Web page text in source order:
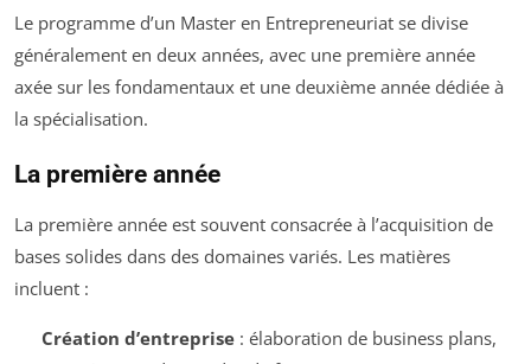
Le programme d’un Master en Entrepreneuriat se divise
généralement en deux années, avec une première année
axée sur les fondamentaux et une deuxième année dédiée à
la spécialisation.
La première année
La première année est souvent consacrée à l’acquisition de
bases solides dans des domaines variés. Les matières
incluent :
Création d’entreprise: élaboration de business plans,